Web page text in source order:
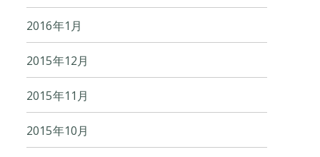
2016年1月
2015年12月
2015年11月
2015年10月